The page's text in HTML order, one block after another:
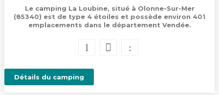
Le camping La Loubine, situé à Olonne-Sur-Mer
(85340) est de type 4 étoiles et possède environ 401
emplacements dans le département Vendée.
Détails du camping